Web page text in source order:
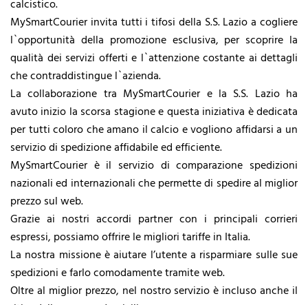
calcistico.
MySmartCourier invita tutti i tifosi della S.S. Lazio a cogliere
l`opportunità della promozione esclusiva, per scoprire la
qualità dei servizi offerti e l`attenzione costante ai dettagli
che contraddistingue l`azienda.
La collaborazione tra MySmartCourier e la S.S. Lazio ha
avuto inizio la scorsa stagione e questa iniziativa è dedicata
per tutti coloro che amano il calcio e vogliono affidarsi a un
servizio di spedizione affidabile ed efficiente.
MySmartCourier è il servizio di comparazione spedizioni
nazionali ed internazionali che permette di spedire al miglior
prezzo sul web.
Grazie ai nostri accordi partner con i principali corrieri
espressi, possiamo offrire le migliori tariffe in Italia.
La nostra missione è aiutare l’utente a risparmiare sulle sue
spedizioni e farlo comodamente tramite web.
Oltre al miglior prezzo, nel nostro servizio è incluso anche il